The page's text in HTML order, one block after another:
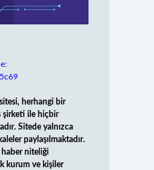
herhangi bir
şirketi ile hiçbir
Sitede yalnızca
paylaşılmaktadır.
haber niteliği
kurum ve kişiler